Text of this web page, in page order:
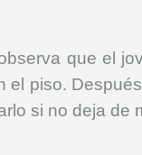
que el
el piso.
si no deja de